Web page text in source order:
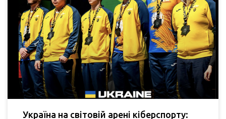
Україна на світовій арені кіберспорту: